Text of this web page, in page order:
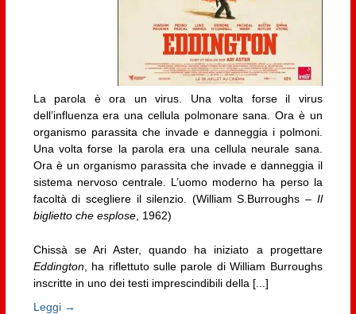
La parola è ora un virus. Una volta forse il virus
dell’influenza era una cellula polmonare sana. Ora è un
organismo parassita che invade e danneggia i polmoni.
Una volta forse la parola era una cellula neurale sana.
Ora è un organismo parassita che invade e danneggia il
sistema nervoso centrale. L’uomo moderno ha perso la
facoltà di scegliere il silenzio. (William S.Burroughs – Il
biglietto che esplose, 1962)
Chissà se Ari Aster, quando ha iniziato a progettare
Eddington, ha riflettuto sulle parole di William Burroughs
inscritte in uno dei testi imprescindibili della [...]
Leggi →